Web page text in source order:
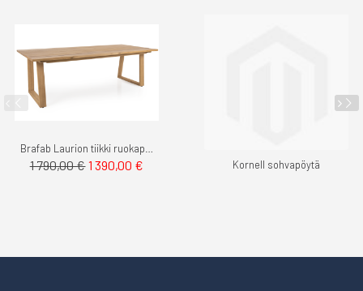
1 790,00 €Tarjoushinta
1 390,00 € Kornell sohvapöytä